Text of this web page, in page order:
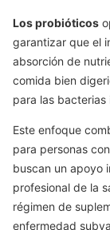
Los probióticos
garantizar que el
absorción de
comida bien
para las bacterias
Este enfoque
para personas
buscan un apoyo
profesional de la
régimen de
enfermedad